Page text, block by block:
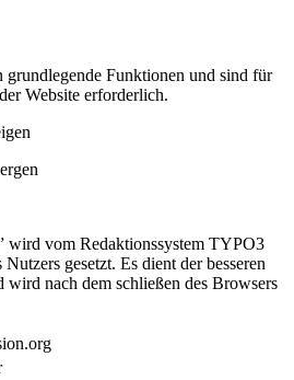
grundlegende Funktionen und sind für
Website erforderlich.
wird vom Redaktionssystem TYPO3
gesetzt. Es dient der besseren
wird nach dem schließen des Browsers